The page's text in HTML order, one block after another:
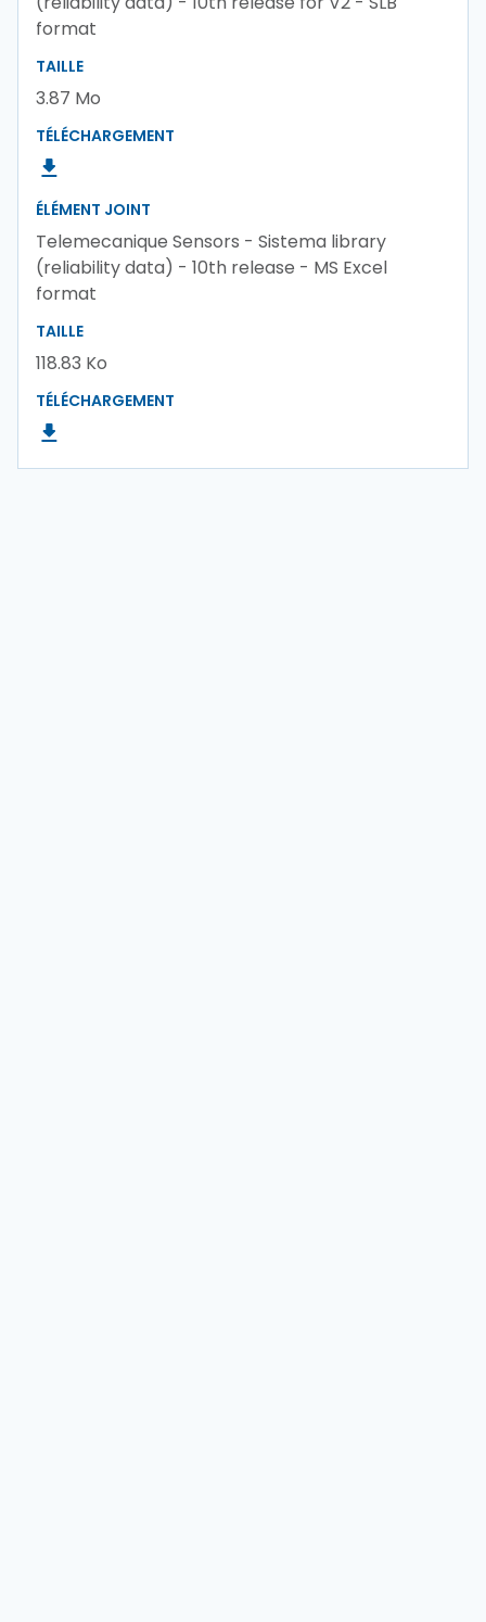
format
TAILLE
3.87 Mo
TÉLÉCHARGEMENT
ÉLÉMENT JOINT
Telemecanique Sensors - Sistema library
(reliability data) - 10th release - MS Excel
format
TAILLE
118.83 Ko
TÉLÉCHARGEMENT